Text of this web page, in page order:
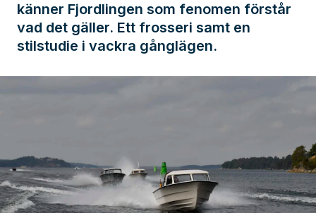
känner Fjordlingen som fenomen förstår
vad det gäller. Ett frosseri samt en
stilstudie i vackra gånglägen.